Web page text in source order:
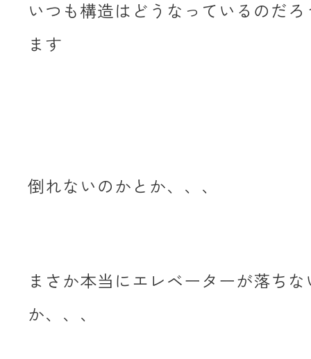
いつも構造はどうなっているのだ
ます
倒れないのかとか、、、
まさか本当にエレベーターが落ちな
か、、、